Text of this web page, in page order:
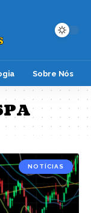
Sobre Nós
NOTÍCIAS